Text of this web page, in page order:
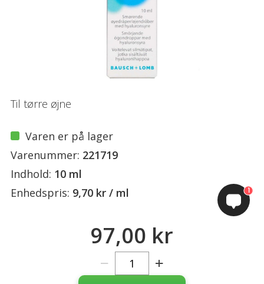
Til tørre øjne
Varen er på lager
Varenummer: 221719
Indhold: 10 ml
Enhedspris: 9,70 kr / ml
97,00 kr
1